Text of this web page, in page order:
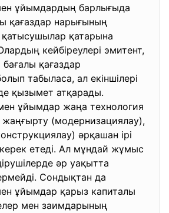
ұйымдардың барлығыда
қағаздар нарығының
қатарына
кейбіреулері эмитент,
қағаздар
табыласа, ал екіншілері
қызымет атқарады.
ұйымдар жаңа технология
жаңғырту (модернизациялау),
әрқашан ірі
етеді. Ал мұндай жұмыс
әр уақытта
Сондықтан да
ұйымдар қарыз капиталы
мен заимдарының